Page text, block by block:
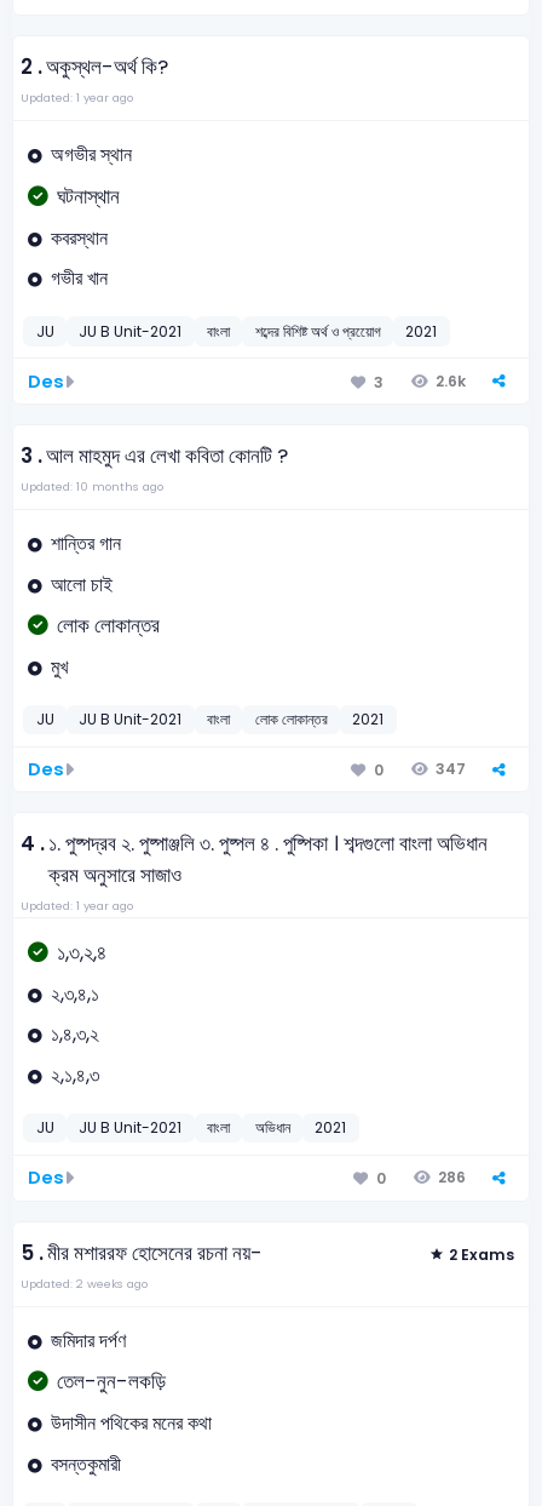
2 .অকুস্থল-অর্থ কি?
Updated: 1 year ago
অগভীর স্থান
ঘটনাস্থান
কবরস্থান
গভীর খান
JU JU B Unit-2021 বাংলা শব্দের বিশিষ্ট অর্থ ও প্রয়োেগ 2021
Des 3 2.6k
3 .আল মাহমুদ এর লেখা কবিতা কোনটি ?
Updated: 10 months ago
শান্তির গান
আলো চাই
লোক লোকান্তর
মুখ
JU JU B Unit-2021 বাংলা লোক লোকান্তর 2021
Des 0 347
4 .১. পুষ্পদ্রব ২. পুষ্পাঞ্জলি ৩. পুষ্পল ৪ . পুষ্পিকা । শব্দগুলো বাংলা অভিধান
ক্রম অনুসারে সাজাও
Updated: 1 year ago
১,৩,২,৪
২,৩,৪,১
১,৪,৩,২
২,১,৪,৩
JU JU B Unit-2021 বাংলা অভিধান 2021
Des 0 286
5 .মীর মশাররফ হোসেনের রচনা নয়- 2 Exams
Updated: 2 weeks ago
জমিদার দর্পণ
তেল-নুন-লকড়ি
উদাসীন পথিকের মনের কথা
বসন্তকুমারী